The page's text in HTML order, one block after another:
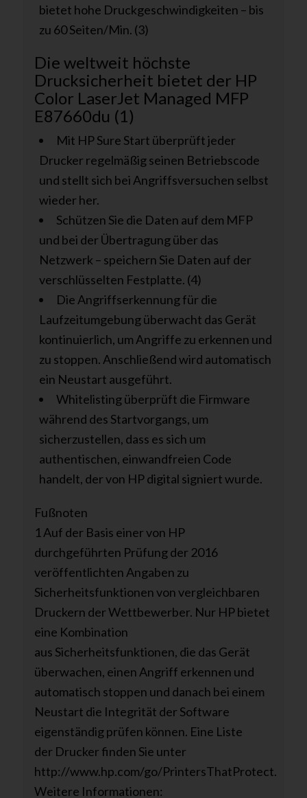
bietet hohe Druckgeschwindigkeiten – bis
zu 60 Seiten/Min. (3)
Die weltweit höchste
Drucksicherheit bietet der HP
Color LaserJet Managed MFP
E87660du (1)
Mit HP Sure Start überprüft jeder
Drucker regelmäßig seinen Betriebscode
und stellt sich bei Angriffsversuchen selbst
wieder her.
Schützen Sie die Daten auf dem MFP
und bei der Übertragung über das
Netzwerk – speichern Sie Daten auf der
verschlüsselten Festplatte. (4)
Die Angriffserkennung für die
Laufzeitumgebung überwacht das Gerät
kontinuierlich, um Angriffe zu erkennen und
zu stoppen. Anschließend wird automatisch
ein Neustart ausgeführt.
Whitelisting überprüft die Firmware
während des Startvorgangs, um
sicherzustellen, dass es sich um
authentischen, einwandfreien Code
handelt, der von HP digital signiert wurde.
Fußnoten
1 Auf der Basis einer von HP
durchgeführten Prüfung der 2016
veröffentlichten Angaben zu
Sicherheitsfunktionen von vergleichbaren
Druckern der Wettbewerber. Nur HP bietet
eine Kombination
aus Sicherheitsfunktionen, die das Gerät
überwachen, einen Angriff erkennen und
automatisch stoppen und danach bei einem
Neustart die Integrität der Software
eigenständig prüfen können. Eine Liste
der Drucker finden Sie unter
http://www.hp.com/go/PrintersThatProtect.
Weitere Informationen: